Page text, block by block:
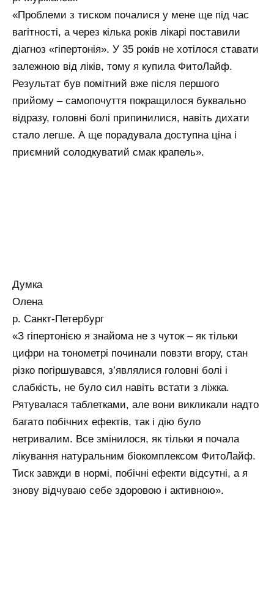
«Проблеми з тиском почалися у мене ще під час
вагітності, а через кілька років лікарі поставили
діагноз «гіпертонія». У 35 років не хотілося ставати
залежною від ліків, тому я купила ФитоЛайф.
Результат був помітний вже після першого
прийому – самопочуття покращилося буквально
відразу, головні болі припинилися, навіть дихати
стало легше. А ще порадувала доступна ціна і
приємний солодкуватий смак крапель».
Думка
Олена
р. Санкт-Петербург
«З гіпертонією я знайома не з чуток – як тільки
цифри на тонометрі починали повзти вгору, стан
різко погіршувався, з’являлися головні болі і
слабкість, не було сил навіть встати з ліжка.
Рятувалася таблетками, але вони викликали надто
багато побічних ефектів, так і дію було
нетривалим. Все змінилося, як тільки я почала
лікування натуральним біокомплексом ФитоЛайф.
Тиск завжди в нормі, побічні ефекти відсутні, а я
знову відчуваю себе здоровою і активною».